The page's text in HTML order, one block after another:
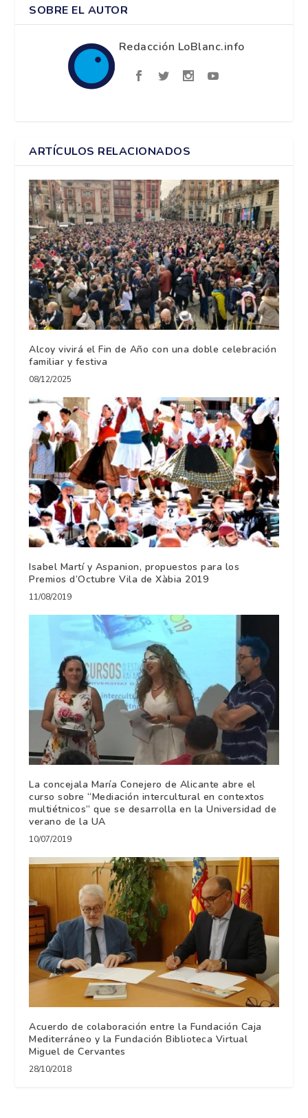
SOBRE EL AUTOR
Redacción LoBlanc.info
ARTÍCULOS RELACIONADOS
Alcoy vivirá el Fin de Año con una doble celebración
familiar y festiva
08/12/2025
Isabel Martí y Aspanion, propuestos para los
Premios d’Octubre Vila de Xàbia 2019
11/08/2019
La concejala María Conejero de Alicante abre el
curso sobre “Mediación intercultural en contextos
multiétnicos” que se desarrolla en la Universidad de
verano de la UA
10/07/2019
Acuerdo de colaboración entre la Fundación Caja
Mediterráneo y la Fundación Biblioteca Virtual
Miguel de Cervantes
28/10/2018